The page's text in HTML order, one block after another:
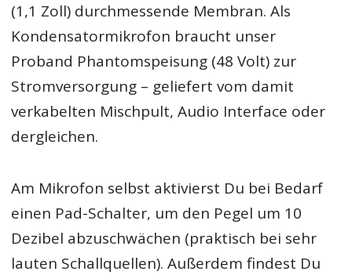
(1,1 Zoll) durchmessende Membran. Als
Kondensatormikrofon braucht unser
Proband Phantomspeisung (48 Volt) zur
Stromversorgung – geliefert vom damit
verkabelten Mischpult, Audio Interface oder
dergleichen.
Am Mikrofon selbst aktivierst Du bei Bedarf
einen Pad-Schalter, um den Pegel um 10
Dezibel abzuschwächen (praktisch bei sehr
lauten Schallquellen). Außerdem findest Du